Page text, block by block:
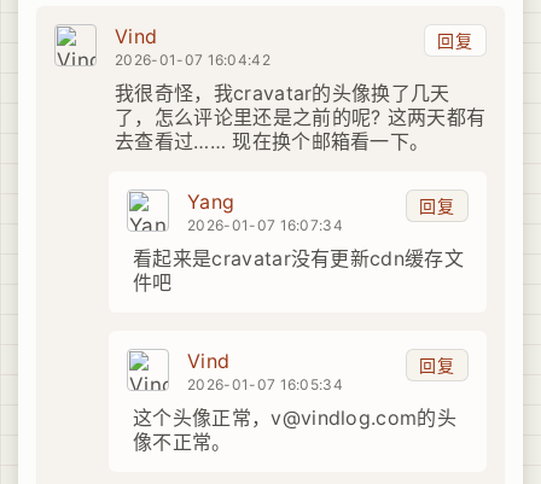
回复
Vind
2026-01-07 16:04:42
我很奇怪，我cravatar的头像换了几天
了，怎么评论里还是之前的呢? 这两天都有
去查看过…… 现在换个邮箱看一下。
回复
Yang
2026-01-07 16:07:34
看起来是cravatar没有更新cdn缓存文
件吧
回复
Vind
2026-01-07 16:05:34
这个头像正常，v@vindlog.com的头
像不正常。